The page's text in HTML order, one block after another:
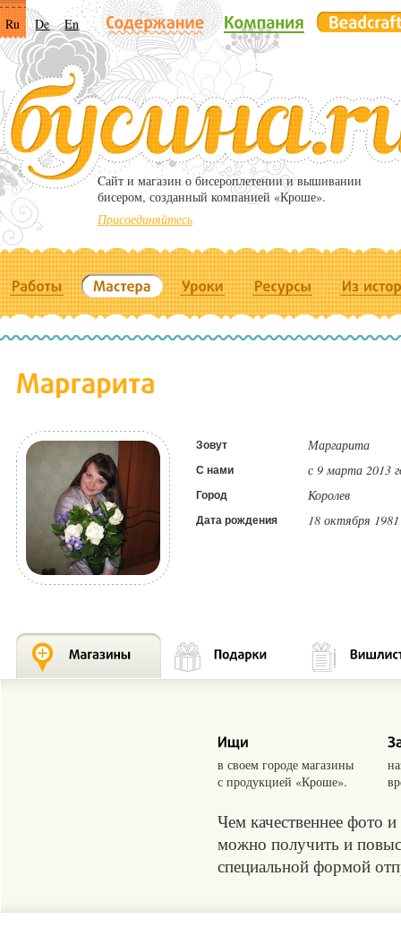
Ru De En
Cайт и магазин о бисероплетении и вышивании
бисером, созданный компанией «Кроше».
Присоединяйтесь
Зовут Маргарита
С нами с 9 марта 2013
Город Королев
Дата рождения 18 октября 1981
в своем городе магазины
с продукцией «Кроше».
Чем качественнее фото
можно получить и
специальной формой